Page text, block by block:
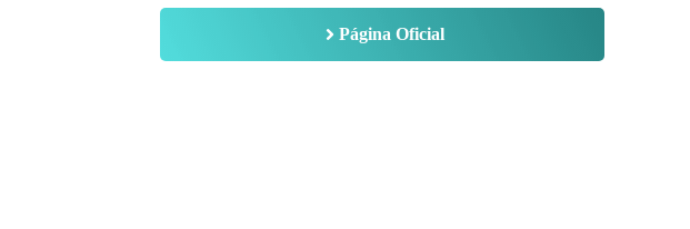
Página Oficial